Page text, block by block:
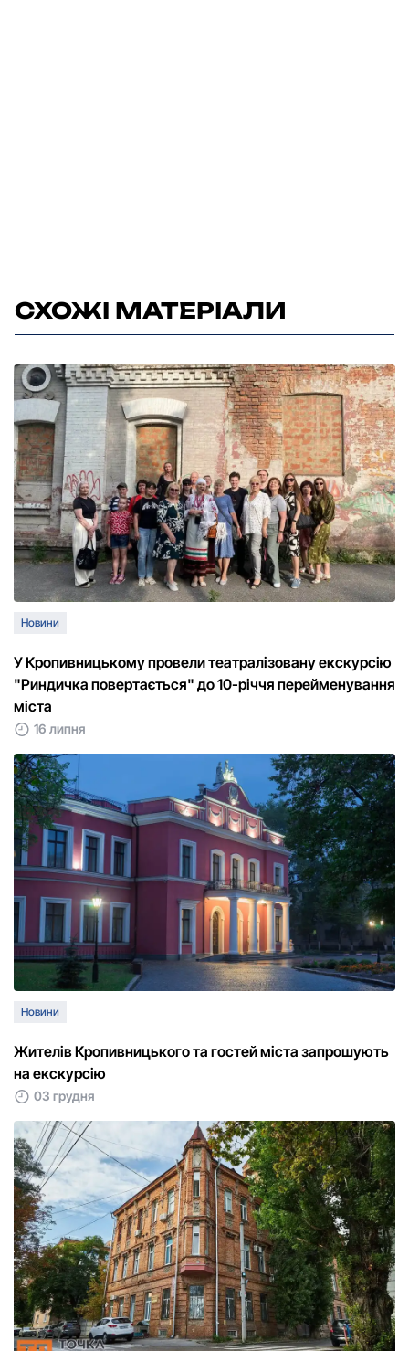
СХОЖІ МАТЕРІАЛИ
Новини
У Кропивницькому провели театралізовану екскурсію
"Риндичка повертається" до 10-річчя перейменування
міста
16 липня
Новини
Жителів Кропивницького та гостей міста запрошують
на екскурсію
03 грудня